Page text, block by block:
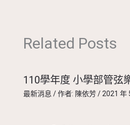
Related Posts
110學年度 小學部管弦
最新消息 / 作者: 陳依芳/2021 年